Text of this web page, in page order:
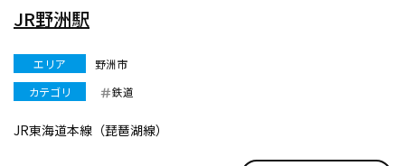
JR野洲駅
エリア
野洲市
カテゴリ
鉄道
JR東海道本線（琵琶湖線）